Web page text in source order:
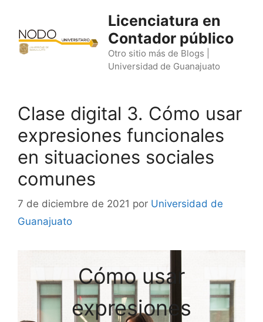
contenido
Licenciatura en
Contador público
Otro sitio más de Blogs |
Universidad de Guanajuato
Clase digital 3. Cómo usar
expresiones funcionales
en situaciones sociales
comunes
7 de diciembre de 2021 por Universidad de
Guanajuato
Cómo usar
expresiones